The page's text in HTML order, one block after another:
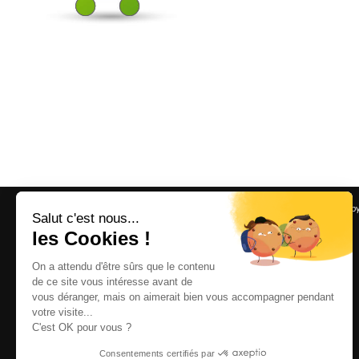
contact@ebloo-group.com Enfold Theme
Salut c'est nous...
les Cookies !
On a attendu d'être sûrs que le contenu
de ce site vous intéresse avant de
vous déranger, mais on aimerait bien vous accompagner pendant
votre visite...
C'est OK pour vous ?
Consentements certifiés par